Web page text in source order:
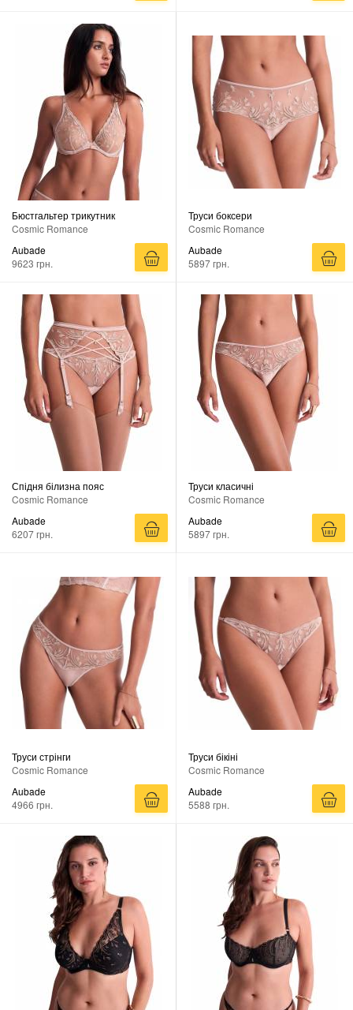
Бюстгальтер трикутник
Cosmic Romance
Aubade
9623 грн.
Труси боксери
Cosmic Romance
Aubade
5897 грн.
Спідня білизна пояс
Cosmic Romance
Aubade
6207 грн.
Труси класичні
Cosmic Romance
Aubade
5897 грн.
Труси стрінги
Cosmic Romance
Aubade
4966 грн.
Труси бікіні
Cosmic Romance
Aubade
5588 грн.